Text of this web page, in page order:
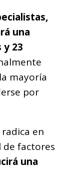
una
y 23
mayoría
por
en
factores
una